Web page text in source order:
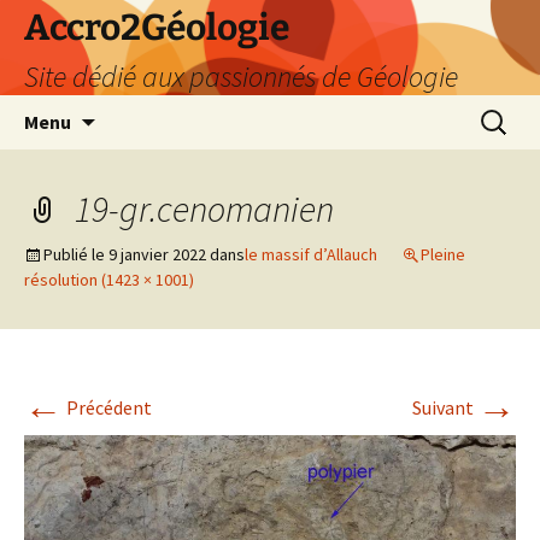
Accro2Géologie
Site dédié aux passionnés de Géologie
Menu
19-gr.cenomanien
Publié le 9 janvier 2022dansle massif d’Allauch
Pleine
résolution (1423 × 1001)
← Précédent Suivant →